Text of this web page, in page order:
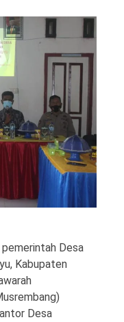
pemerintah Desa
Kabupaten
Desa